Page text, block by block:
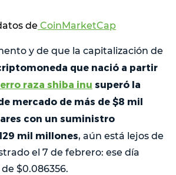
de CoinMarketCap
y de que la capitalización de
que nació a partir
raza shiba inu superó la
mercado de más de $8 mil
con un suministro
mil millones, aún está lejos de
el 7 de febrero: ese día
$0.086356.